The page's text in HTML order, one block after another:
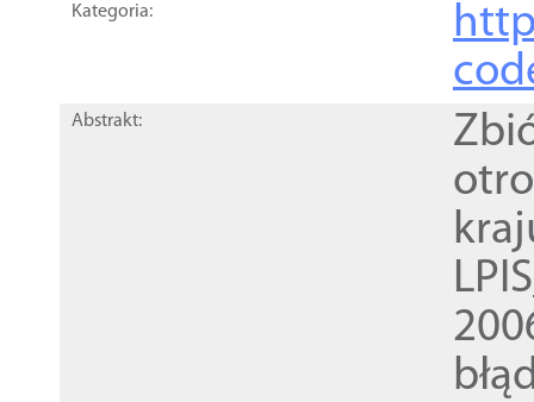
Kategoria:
Abstrakt: